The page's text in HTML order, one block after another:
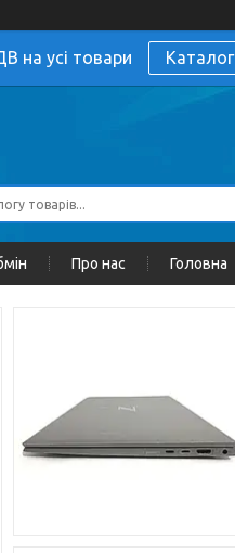
на усі товари Каталог
Про нас Головна